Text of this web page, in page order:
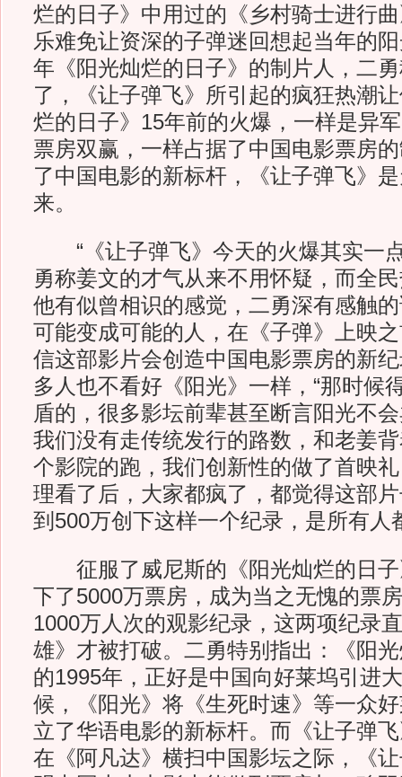
烂的日子》中用过的《乡村骑士进行
乐难免让资深的子弹迷回想起当年的
年《阳光灿烂的日子》的制片人，二
了，《让子弹飞》所引起的疯狂热潮
烂的日子》15年前的火爆，一样是异
票房双赢，一样占据了中国电影票房
了中国电影的新标杆，《让子弹飞》
来。
“《让子弹飞》今天的火爆其实一
勇称姜文的才气从来不用怀疑，而全
他有似曾相识的感觉，二勇深有感触
可能变成可能的人，在《子弹》上映
信这部影片会创造中国电影票房的新
多人也不看好《阳光》一样，“那时候
盾的，很多影坛前辈甚至断言阳光不
我们没有走传统发行的路数，和老姜
个影院的跑，我们创新性的做了首映
理看了后，大家都疯了，都觉得这部
到500万创下这样一个纪录，是所有人
征服了威尼斯的《阳光灿烂的日子
下了5000万票房，成为当之无愧的票
1000万人次的观影纪录，这两项纪录
雄》才被打破。二勇特别指出：《阳
的1995年，正好是中国向好莱坞引进
候，《阳光》将《生死时速》等一众
立了华语电影的新标杆。而《让子弹
在《阿凡达》横扫中国影坛之际，《